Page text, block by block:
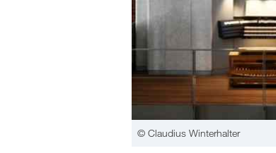
© Claudius Winterhalter